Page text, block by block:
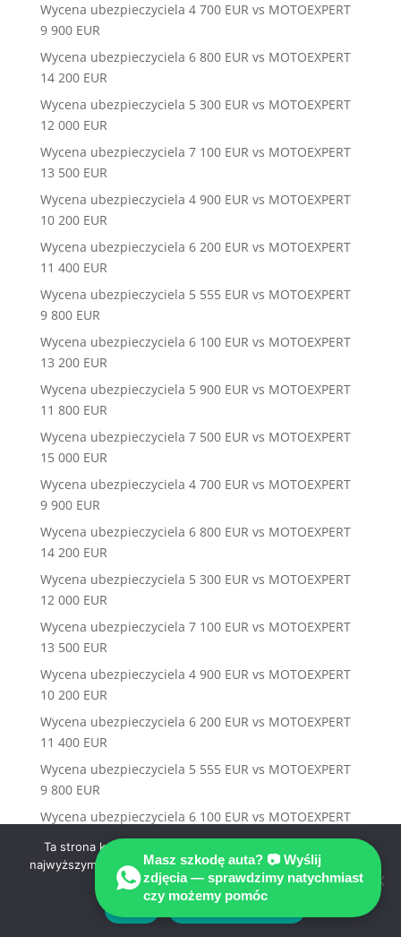
Wycena ubezpieczyciela 4 700 EUR vs MOTOEXPERT
9 900 EUR
Wycena ubezpieczyciela 6 800 EUR vs MOTOEXPERT
14 200 EUR
Wycena ubezpieczyciela 5 300 EUR vs MOTOEXPERT
12 000 EUR
Wycena ubezpieczyciela 7 100 EUR vs MOTOEXPERT
13 500 EUR
Wycena ubezpieczyciela 4 900 EUR vs MOTOEXPERT
10 200 EUR
Wycena ubezpieczyciela 6 200 EUR vs MOTOEXPERT
11 400 EUR
Wycena ubezpieczyciela 5 555 EUR vs MOTOEXPERT
9 800 EUR
Wycena ubezpieczyciela 6 100 EUR vs MOTOEXPERT
13 200 EUR
Wycena ubezpieczyciela 5 900 EUR vs MOTOEXPERT
11 800 EUR
Wycena ubezpieczyciela 7 500 EUR vs MOTOEXPERT
15 000 EUR
Wycena ubezpieczyciela 4 700 EUR vs MOTOEXPERT
9 900 EUR
Wycena ubezpieczyciela 6 800 EUR vs MOTOEXPERT
14 200 EUR
Wycena ubezpieczyciela 5 300 EUR vs MOTOEXPERT
12 000 EUR
Wycena ubezpieczyciela 7 100 EUR vs MOTOEXPERT
13 500 EUR
Wycena ubezpieczyciela 4 900 EUR vs MOTOEXPERT
10 200 EUR
Wycena ubezpieczyciela 6 200 EUR vs MOTOEXPERT
11 400 EUR
Wycena ubezpieczyciela 5 555 EUR vs MOTOEXPERT
9 800 EUR
Wycena ubezpieczyciela 6 100 EUR vs MOTOEXPERT
Masz szkodę auta? 📷 Wyślij
zdjęcia — sprawdzimy natychmiast
czy możemy pomóc
Ta strona korzysta z ciasteczek aby świadczyć usługi na
najwyższym poziomie. Dalsze korzystanie ze strony oznacza,
że zgadzasz się na ich użycie.